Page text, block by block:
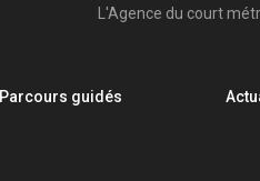
L'Agence du court
Parcours guidés